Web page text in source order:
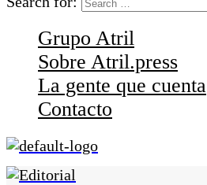
Grupo Atril
Sobre Atril.press
La gente que cuenta
Contacto